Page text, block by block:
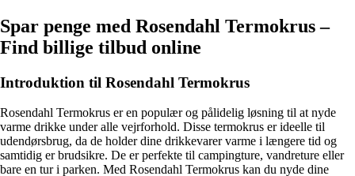
Spar penge med Rosendahl Termokrus –
Find billige tilbud online
Introduktion til Rosendahl Termokrus
Rosendahl Termokrus er en populær og pålidelig løsning til at nyde
varme drikke under alle vejrforhold. Disse termokrus er ideelle til
udendørsbrug, da de holder dine drikkevarer varme i længere tid og
samtidig er brudsikre. De er perfekte til campingture, vandreture eller
bare en tur i parken. Med Rosendahl Termokrus kan du nyde dine